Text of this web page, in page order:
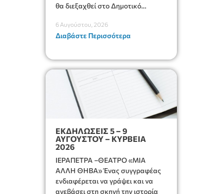
θα διεξαχθεί στο Δημοτικό
αίθουσα «ΙΩΑΝΝΗΣ ΧΡΙΣΤΑΚΗΣ»
στον 1ο όροφο, για τη συζήτηση
παρακάτω θέματα:
6 Αυγούστου, 2026
Διαβάστε Περισσότερα
ΕΚΔΗΛΩΣΕΙΣ 5 – 9
ΑΥΓΟΥΣΤΟΥ – ΚΥΡΒΕΙΑ
2026
ΙΕΡΑΠΕΤΡΑ –ΘΕΑΤΡΟ «ΜΙΑ
ΑΛΛΗ ΘΗΒΑ» Ένας συγγραφέας
ενδιαφέρεται να γράψει και να
ανεβάσει στη σκηνή την ιστορία